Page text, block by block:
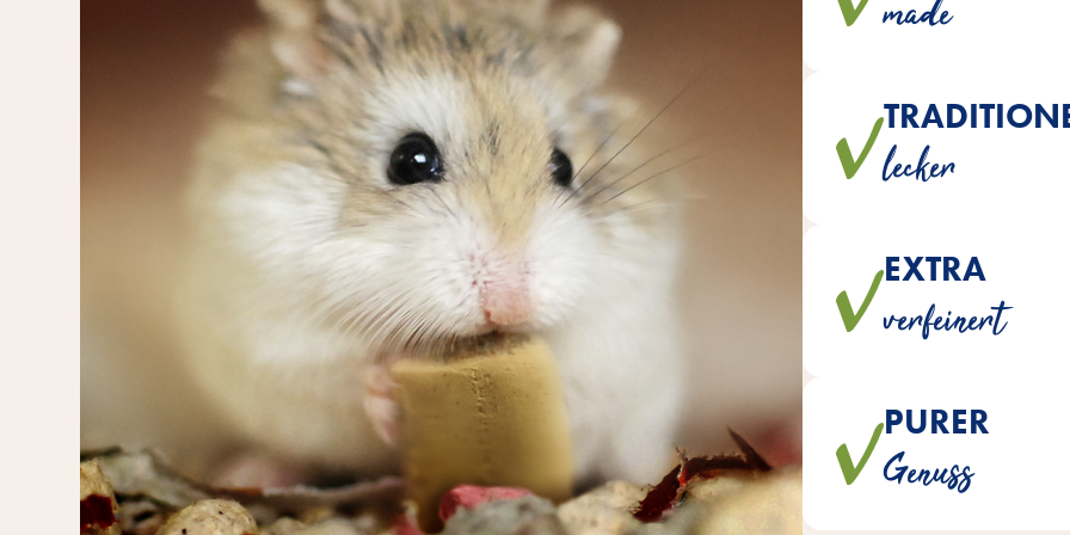
made
leckerDie Leckerbissen
EXTRA
verfeinert
BISQUITERIA Snacks
PURER
Genuss
BISQUITERIA Snacks werden